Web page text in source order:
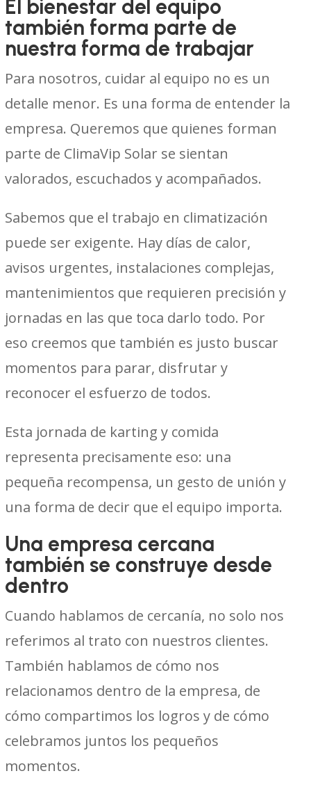
El bienestar del equipo
también forma parte de
nuestra forma de trabajar
Para nosotros, cuidar al equipo no es un
detalle menor. Es una forma de entender la
empresa. Queremos que quienes forman
parte de ClimaVip Solar se sientan
valorados, escuchados y acompañados.
Sabemos que el trabajo en climatización
puede ser exigente. Hay días de calor,
avisos urgentes, instalaciones complejas,
mantenimientos que requieren precisión y
jornadas en las que toca darlo todo. Por
eso creemos que también es justo buscar
momentos para parar, disfrutar y
reconocer el esfuerzo de todos.
Esta jornada de karting y comida
representa precisamente eso: una
pequeña recompensa, un gesto de unión y
una forma de decir que el equipo importa.
Una empresa cercana
también se construye desde
dentro
Cuando hablamos de cercanía, no solo nos
referimos al trato con nuestros clientes.
También hablamos de cómo nos
relacionamos dentro de la empresa, de
cómo compartimos los logros y de cómo
celebramos juntos los pequeños
momentos.